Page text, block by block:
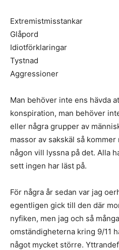
Extremistmisstankar
Glåpord
Idiotförklaringar
Tystnad
Aggressioner
Man behöver inte ens hävda
konspiration, man behöver
eller några grupper av
massor av sakskäl så
någon vill lyssna på det. Alla
sett ingen har läst på.
För några år sedan var jag
egentligen gick till den där
nyfiken, men jag och så
omständigheterna kring 9/11
något mycket större.